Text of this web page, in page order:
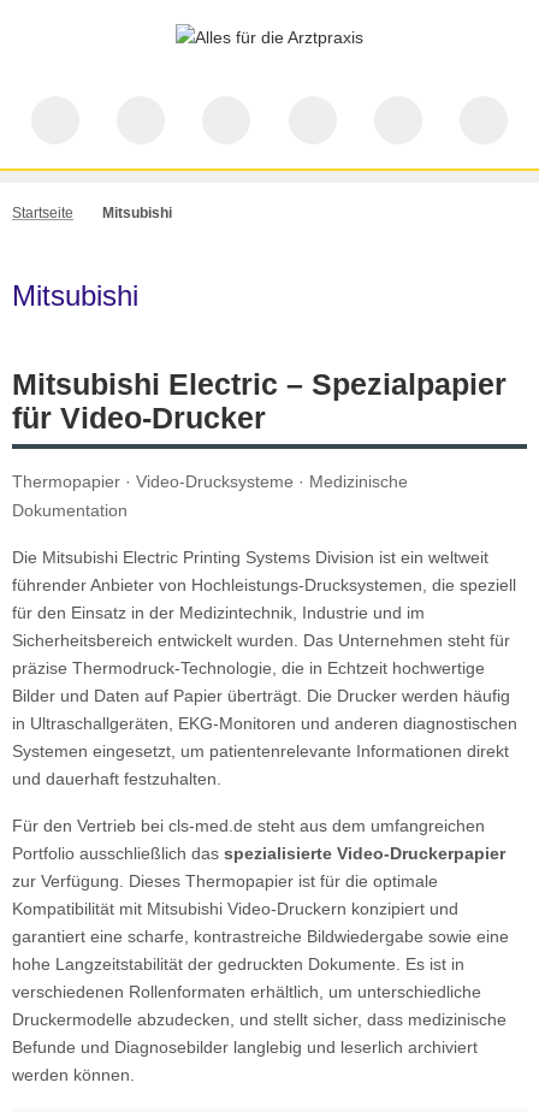
Startseite Mitsubishi
Mitsubishi
Mitsubishi Electric – Spezialpapier
für Video-Drucker
Thermopapier · Video-Drucksysteme · Medizinische
Dokumentation
Die Mitsubishi Electric Printing Systems Division ist ein weltweit
führender Anbieter von Hochleistungs-Drucksystemen, die speziell
für den Einsatz in der Medizintechnik, Industrie und im
Sicherheitsbereich entwickelt wurden. Das Unternehmen steht für
präzise Thermodruck-Technologie, die in Echtzeit hochwertige
Bilder und Daten auf Papier überträgt. Die Drucker werden häufig
in Ultraschallgeräten, EKG-Monitoren und anderen diagnostischen
Systemen eingesetzt, um patientenrelevante Informationen direkt
und dauerhaft festzuhalten.
Für den Vertrieb bei cls-med.de steht aus dem umfangreichen
Portfolio ausschließlich das spezialisierte Video-Druckerpapier
zur Verfügung. Dieses Thermopapier ist für die optimale
Kompatibilität mit Mitsubishi Video-Druckern konzipiert und
garantiert eine scharfe, kontrastreiche Bildwiedergabe sowie eine
hohe Langzeitstabilität der gedruckten Dokumente. Es ist in
verschiedenen Rollenformaten erhältlich, um unterschiedliche
Druckermodelle abzudecken, und stellt sicher, dass medizinische
Befunde und Diagnosebilder langlebig und leserlich archiviert
werden können.